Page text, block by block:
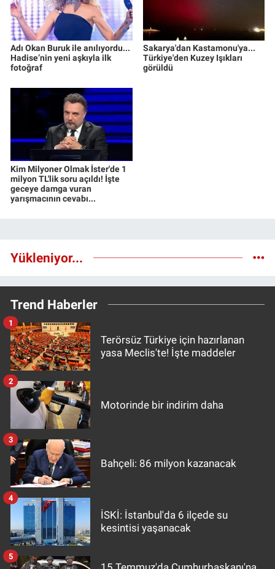
Adı Okan Buruk ile anılıyordu...
Hadise’nin yeni aşkıyla ilk
fotoğraf
Sakarya'dan Kastamonu'ya...
Türkiye'den Kuzey Işıkları
görüldü
Kim Milyoner Olmak İster'de 1
milyon TL'lik soru açıldı! İşte
geceye damga vuran
yarışmacının cevabı...
Yükleniyor...
Trend Haberler
Terörsüz Türkiye için hazırlanan
yasa Meclis'te! İşte maddeler
1
Motorinde bir indirim daha
2
Bahçeli: 86 milyon kazanacak
3
İSKİ: İstanbul'da 6 ilçede su
kesintisi yaşanacak
4
5